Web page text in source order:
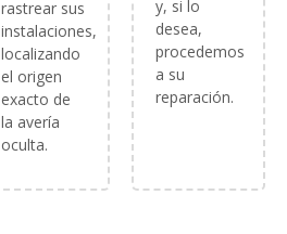
rastrear sus
instalaciones,
localizando
el origen
exacto de
la avería
oculta.
y, si lo
desea,
procedemos
a su
reparación.